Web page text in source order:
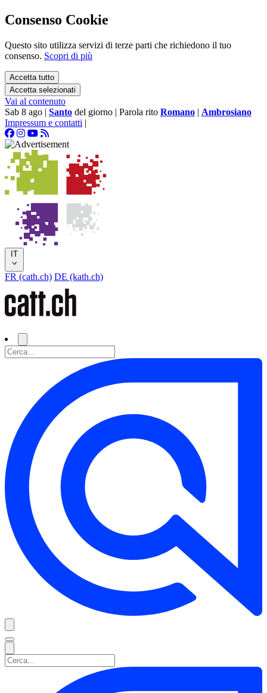
Consenso Cookie
Questo sito utilizza servizi di terze parti che richiedono il tuo
consenso. Scopri di più
Accetta tutto
Accetta selezionati
Vai al contenuto
Sab 8 ago | Santo del giorno | Parola rito Romano | Ambrosiano
Impressum e contatti |
IT
FR (cath.ch) DE (kath.ch)